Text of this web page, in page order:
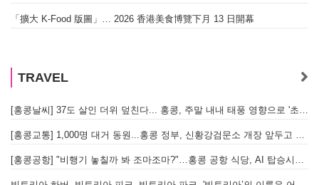
「擴大 K-Food 版圖」… 2026 香港美食博覽下月 13 日開幕
TRAVEL